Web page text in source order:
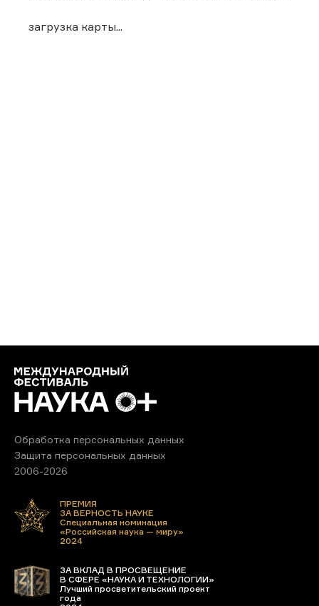
загрузка карты...
Обработка персональных данных
Защита персональных данных
2006-2026
ПРЕМИЯ
ЗА ВЕРНОСТЬ НАУКЕ
Специальная номинация
«Российская наука — миру»
2024
ЗА ВКЛАД В ПРОСВЕЩЕНИЕ
В СФЕРЕ «НАУКА И ТЕХНОЛОГИИ»
Лучший просветительский проект
года